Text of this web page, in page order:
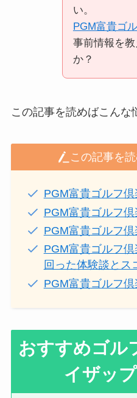
い。
PGM富貴ゴ
事前情報を
か？
この記事を読めばこんな
この記事を
PGM富貴ゴルフ
PGM富貴ゴルフ
PGM富貴ゴルフ
PGM富貴ゴルフ
回った体験談とス
PGM富貴ゴルフ
おすすめゴル
イザッ